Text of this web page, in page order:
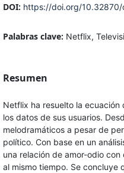
DOI: https://doi.org/10.32870/
Palabras clave: Netflix,
Resumen
Netflix ha resuelto la
los datos de sus usuarios.
melodramáticos a pesar de
político. Con base en un
una relación de amor-odio
al mismo tiempo. Se concluye